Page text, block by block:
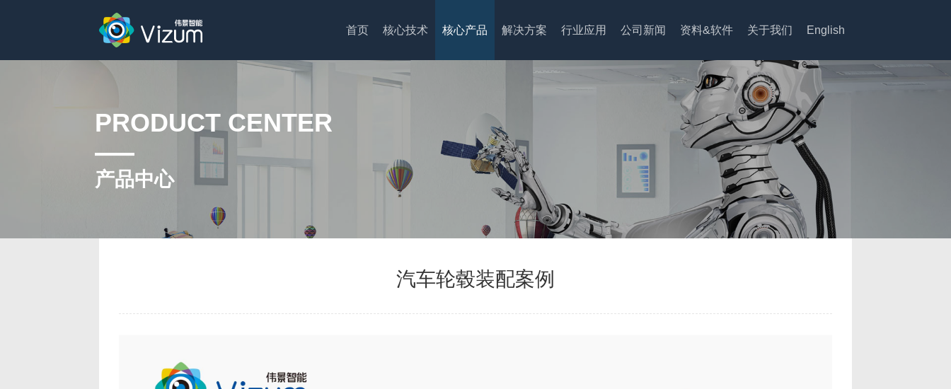
首页 核心技术 核心产品 解决方案 行业应用 公司新闻 资料&软件 关于我们 English
PRODUCT CENTER
产品中心
汽车轮毂装配案例